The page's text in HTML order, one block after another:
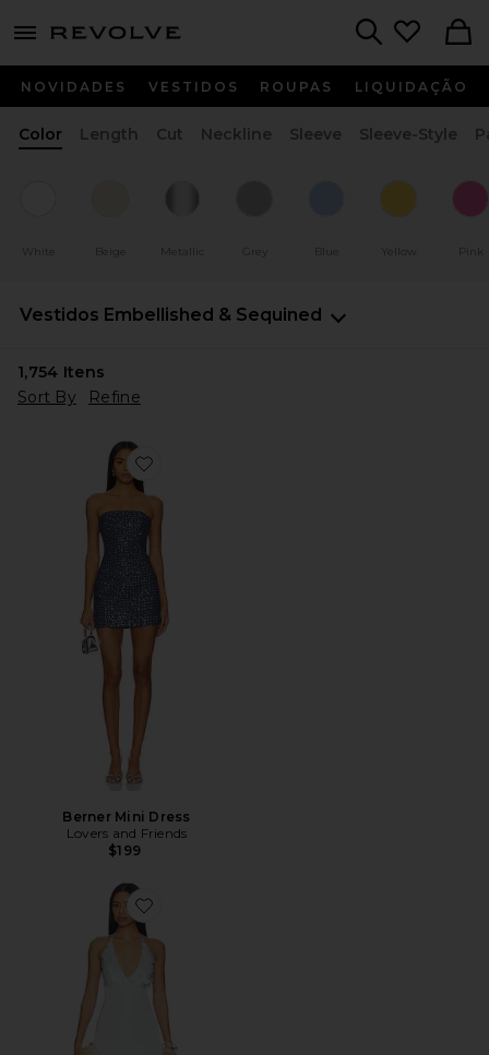
menu - shows more content
NOVIDADES VESTIDOS ROUPAS LIQUIDAÇÃO
Color Length Cut Neckline Sleeve Sleeve-Style
White Beige Metallic Grey Blue Yellow Pink
Vestidos Embellished & Sequined
1,754 Itens
Sort By
Refine
Favorite Berner Mini Dress
Berner Mini Dress
Lovers and Friends
$199
Favorite Simi Mini Dress